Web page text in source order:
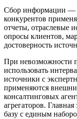
Сбор информации —
конкурентов
отчеты, отраслевые
опросы клиентов,
достоверность
При невозможности
использовать
источники с
применяются
консалтинговых
агрегаторов.
базу с единым